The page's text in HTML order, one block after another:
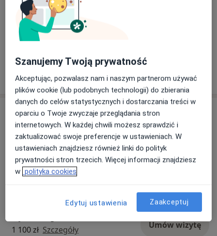
Kamień nazębny
Rodzaje konsultacji
Pokaż więcejo doświadczeniu
Usługi i ceny
Pakiet higienizacyjny z
instruktażem
350 zł Szczegóły
Umów wizytę
Scaling + piaskowanie
1 100 zł Szczegóły Umów wizytę
Szanujemy Twoją prywatność
Akceptując, pozwalasz nam i naszym partnerom używać
plików cookie (lub podobnych technologii) do zbierania
danych do celów statystycznych i dostarczania treści w
oparciu o Twoje zwyczaje przeglądania stron
internetowych. W każdej chwili możesz sprawdzić i
zaktualizować swoje preferencje w ustawieniach. W
ustawieniach znajdziesz również linki do polityk
prywatności stron trzecich. Więcej informacji znajdziesz
w polityka cookies
Edytuj ustawienia Zaakceptuj